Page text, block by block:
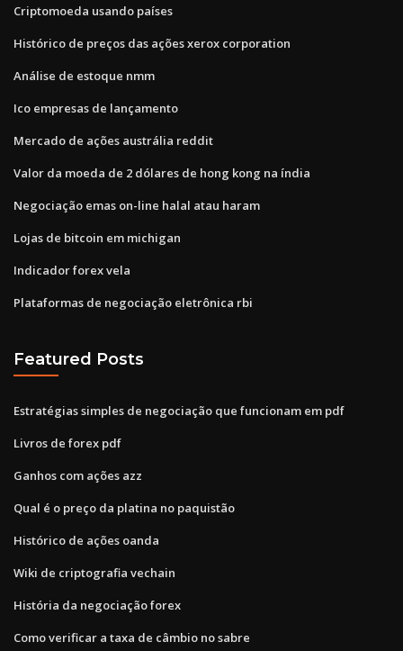
Criptomoeda usando países
Histórico de preços das ações xerox corporation
Análise de estoque nmm
Ico empresas de lançamento
Mercado de ações austrália reddit
Valor da moeda de 2 dólares de hong kong na índia
Negociação emas on-line halal atau haram
Lojas de bitcoin em michigan
Indicador forex vela
Plataformas de negociação eletrônica rbi
Featured Posts
Estratégias simples de negociação que funcionam em pdf
Livros de forex pdf
Ganhos com ações azz
Qual é o preço da platina no paquistão
Histórico de ações oanda
Wiki de criptografia vechain
História da negociação forex
Como verificar a taxa de câmbio no sabre